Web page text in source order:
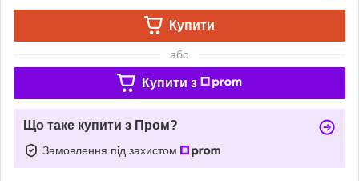
Купити
або
Купити з
Що таке купити з Пром?
Замовлення під захистом